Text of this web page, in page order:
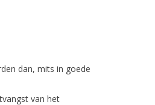
dan, mits in goede
van het